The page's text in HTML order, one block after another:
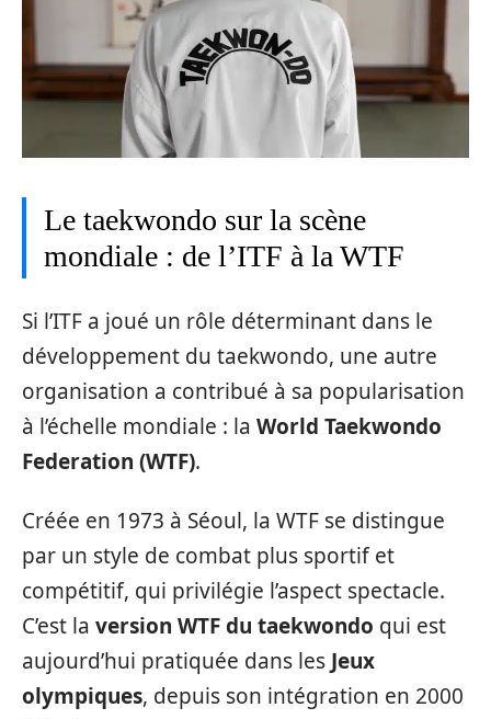
Le taekwondo sur la scène
mondiale : de l’ITF à la WTF
Si l’ITF a joué un rôle déterminant dans le
développement du taekwondo, une autre
organisation a contribué à sa popularisation
à l’échelle mondiale : la World Taekwondo
Federation (WTF).
Créée en 1973 à Séoul, la WTF se distingue
par un style de combat plus sportif et
compétitif, qui privilégie l’aspect spectacle.
C’est la version WTF du taekwondo qui est
aujourd’hui pratiquée dans les Jeux
olympiques, depuis son intégration en 2000